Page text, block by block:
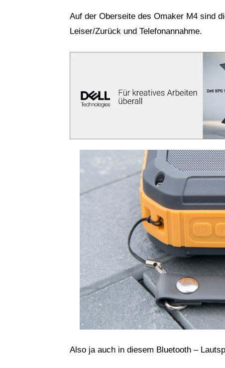
Auf der Oberseite des Omaker M4 sind
Leiser/Zurück und Telefonannahme.
Also ja auch in diesem Bluetooth –